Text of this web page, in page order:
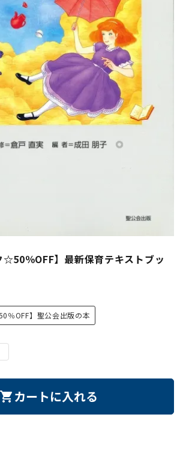
☆50％OFF】最新保育テキストブッ
50％OFF】聖公会出版の本
shopping_cart カートに入れる